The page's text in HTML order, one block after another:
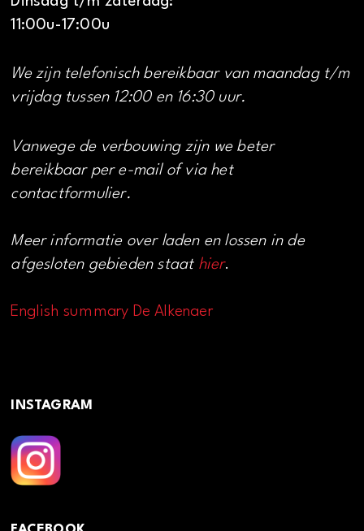
11:00u-17:00u
We zijn telefonisch bereikbaar van maandag t/m
vrijdag tussen 12:00 en 16:30 uur.
Vanwege de verbouwing zijn we beter
bereikbaar per e-mail of via het
contactformulier.
Meer informatie over laden en lossen in de
afgesloten gebieden staat hier.
English summary De Alkenaer
INSTAGRAM